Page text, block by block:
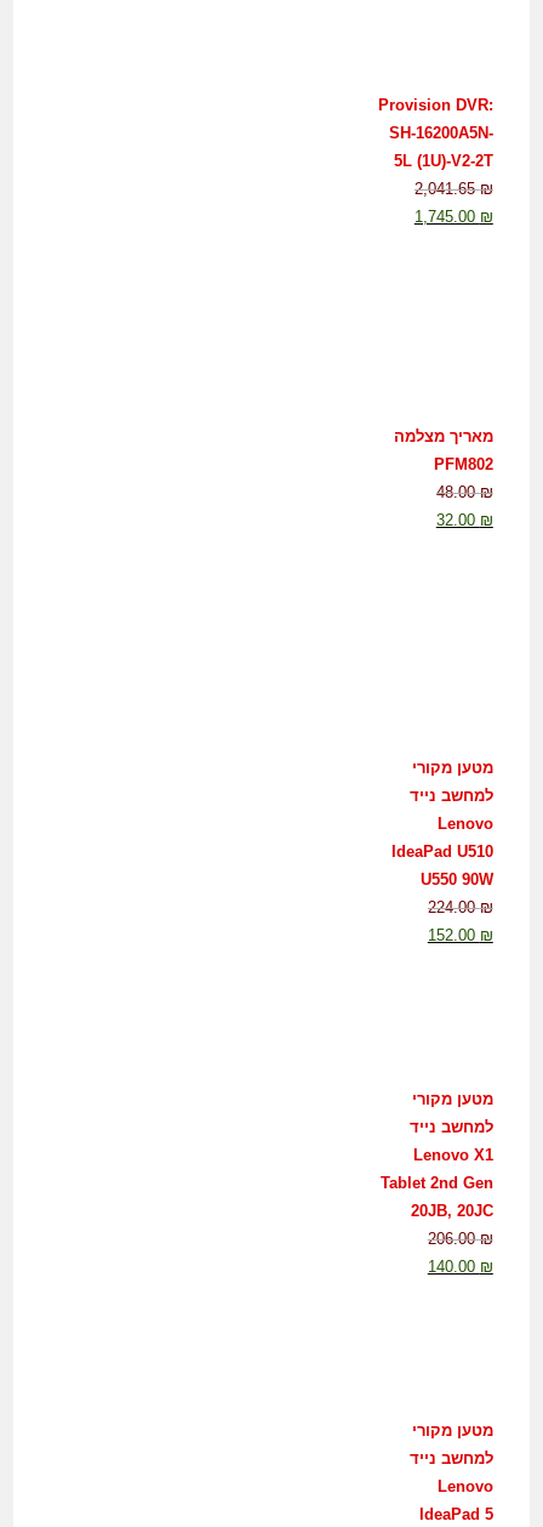
Provision DVR:
SH-16200A5N-
5L (1U)-V2-2T
2,041.65₪
1,745.00 ₪
מאריך מצלמה
PFM802
48.00₪
32.00 ₪
מטען מקורי
למחשב נייד
Lenovo
IdeaPad U510
U550 90W
224.00₪
152.00 ₪
מטען מקורי
למחשב נייד
Lenovo X1
Tablet 2nd Gen
20JB, 20JC
206.00₪
140.00 ₪
מטען מקורי
למחשב נייד
Lenovo
IdeaPad 5